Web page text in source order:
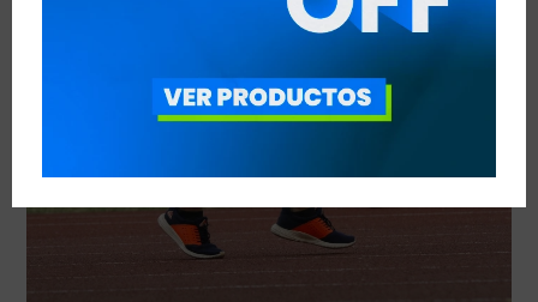
Entrenamiento